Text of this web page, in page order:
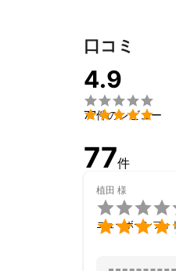
口コミ
4.9


77件のレビュー
77件
植田 様
ニューボーンフォ